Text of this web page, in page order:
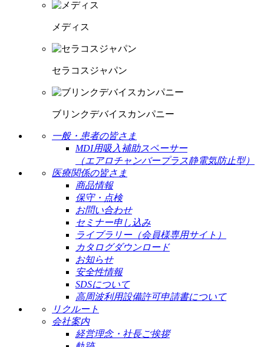
メディス
セラコスジャパン
ブリンクデバイスカンパニー
一般・患者の皆さま
MDI用吸入補助スペーサー
（エアロチャンバープラス静電気防止型）
医療関係の皆さま
商品情報
保守・点検
お問い合わせ
セミナー申し込み
ライブラリー（会員様専用サイト）
カタログダウンロード
お知らせ
安全性情報
SDSについて
高周波利用設備許可申請書について
リクルート
会社案内
経営理念・社長ご挨拶